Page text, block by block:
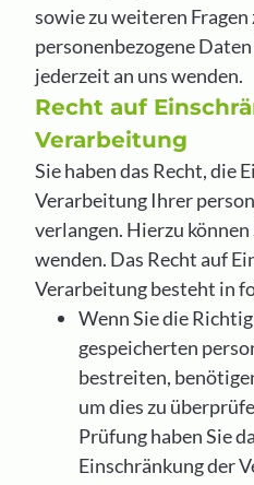
sowie zu weiteren Fragen
personenbezogene
jederzeit an uns wenden.
Recht auf
Verarbeitung
Sie haben das Recht, die
Verarbeitung Ihrer
verlangen. Hierzu
wenden. Das Recht auf
Verarbeitung besteht in
Wenn Sie die
gespeicherten
bestreiten,
um dies zu
Prüfung haben Sie
Einschränkung der